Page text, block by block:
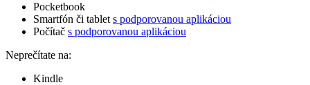
Pocketbook
Smartfón či tablet s podporovanou aplikáciou
Počítač s podporovanou aplikáciou
Neprečítate na:
Kindle